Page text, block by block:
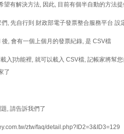
望有解決方法, 因此, 目前有個半自動的方法
, 先自行到 財政部電子發票整合服務平台 設
, 會有一個上個月的發票紀錄, 是 CSV檔
入]功能裡, 就可以載入 CSV檔, 記帳家將幫
了
, 請告訴我們了
ztw/faq/detail.php?ID2=3&ID3=129